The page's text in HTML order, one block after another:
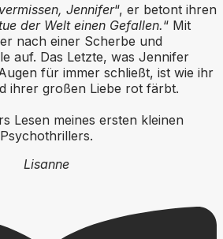
Jennifer“, er betont ihren
der Welt einen Gefallen.“ Mit
nach einer Scherbe und
auf. Das Letzte, was Jennifer
für immer schließt, ist wie ihr
ihrer großen Liebe rot färbt.
Lesen meines ersten kleinen
Psychothrillers.
Lisanne